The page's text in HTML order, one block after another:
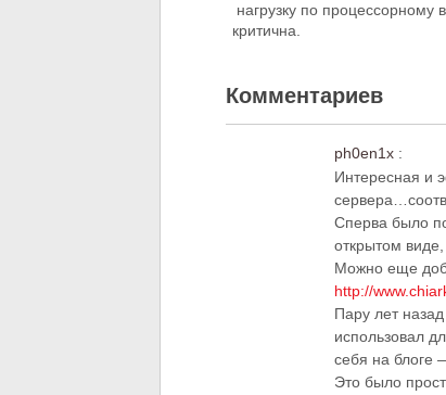
нагрузку по
критична.
Комментариев
ph0en1x :
Интересная и
Сперва было
открытом
Можно еще
http://
Пару лет
использовал
себя на блоге
Это было